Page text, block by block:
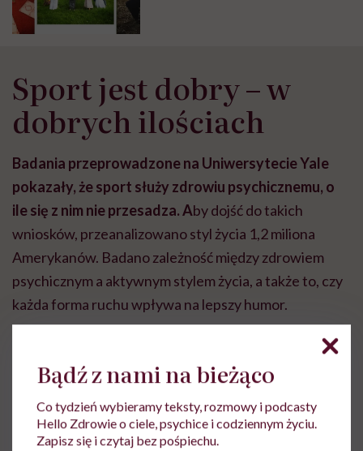
Sport jest dobry – w
dobrych ilościach
Badania przeprowadzone na Uniwersytecie Yale
pokazały, że sport służy zdrowiu psychicznemu, o
ile się z nim nie przesadza. Aby dojść do takich
wniosków, przeanalizowano styl życia 1,2 miliona
Amerykanów. Badano zależność między zdrowiem
psychicznym a aktywnym stylem życia, a także to, czy
każda forma ruchu wpływa na lepszy humor.
Co prawda okazało się, że najskuteczniejsze są gry
zespołowe, jazda na rowerze, aerobik i treningi w
siłowni, ale w rzeczywistości każda aktywność może
pomóc. Jednakosoby, które ćwiczą bez umiaru,
mogą odnieść odwrotny skutek
Bądź z nami na bieżąco
Co tydzień wybieramy teksty, rozmowy i podcasty
Hello Zdrowie o ciele, psychice i codziennym życiu.
Zapisz się i czytaj bez pośpiechu.